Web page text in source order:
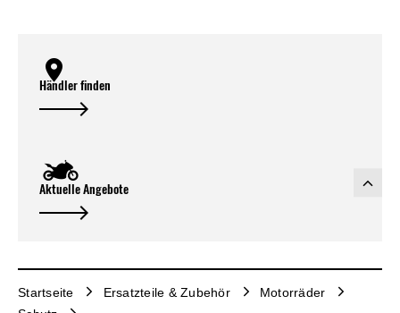
Händler finden
Aktuelle Angebote
Startseite Ersatzteile & Zubehör
Motorräder